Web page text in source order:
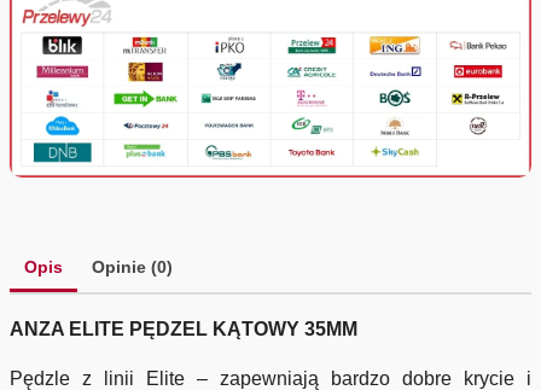
Opis Opinie (0)
ANZA ELITE PĘDZEL KĄTOWY 35MM
Pędzle z linii Elite – zapewniają bardzo dobre krycie i